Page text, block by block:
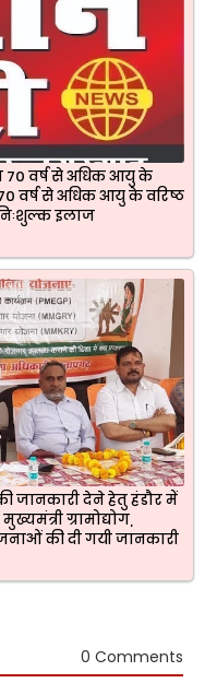
70 वर्ष से अधिक आयु के
वर्ष से अधिक आयु के वरिष्ठ
इलाज
जानकारी देने हेतु हंडौर में
ग्रामोद्योग,
की दी गयी जानकारी
0 Comments